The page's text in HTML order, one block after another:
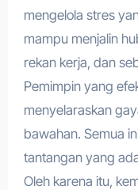
mengelola stres
mampu menjalin
rekan kerja, dan
Pemimpin yang
menyelaraskan
bawahan. Semua
tantangan yang
Oleh karena itu,